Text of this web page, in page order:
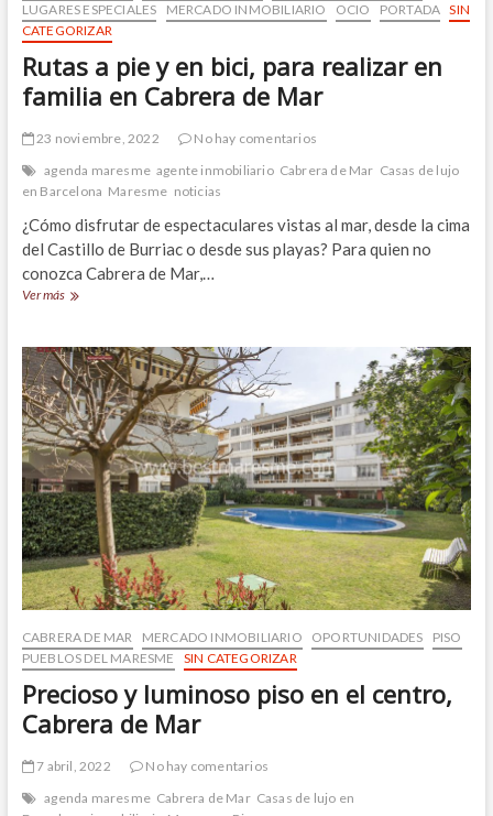
LUGARES ESPECIALES MERCADO INMOBILIARIO OCIO PORTADA SIN
CATEGORIZAR
Rutas a pie y en bici, para realizar en
familia en Cabrera de Mar
23 noviembre, 2022
No hay comentarios
agenda maresme agente inmobiliario Cabrera de Mar Casas de lujo
en Barcelona Maresme noticias
¿Cómo disfrutar de espectaculares vistas al mar, desde la cima
del Castillo de Burriac o desde sus playas? Para quien no
conozca Cabrera de Mar,…
Ver másRutas
y
en
bici,
para
realizar
en
familia
en
Cabrera
de
Mar
CABRERA DE MAR MERCADO INMOBILIARIO OPORTUNIDADES
PISO
PUEBLOS DEL MARESME
SIN CATEGORIZAR
Precioso y luminoso piso en el centro,
Cabrera de Mar
7 abril, 2022
No hay comentarios
agenda maresme Cabrera de Mar Casas de lujo en